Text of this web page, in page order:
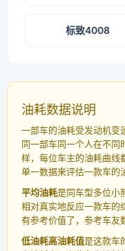
标致4008
油耗数据说明
一部车的油耗受发动机变
同一部车同一个人在不同
样，每位车主的油耗曲线
单一数据来评估一款车的
平均油耗是同车型多位小
相对真实地反应一款车的
有参考价值了，参考车友
低油耗高油耗值是这款车